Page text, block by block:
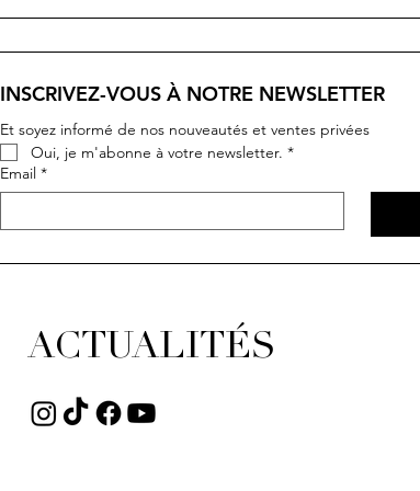
INSCRIVEZ-VOUS À NOTRE NEWSLETTER
Et soyez informé de nos nouveautés et ventes privées
Oui, je m'abonne à votre newsletter. *
Email *
ACTUALITÉS